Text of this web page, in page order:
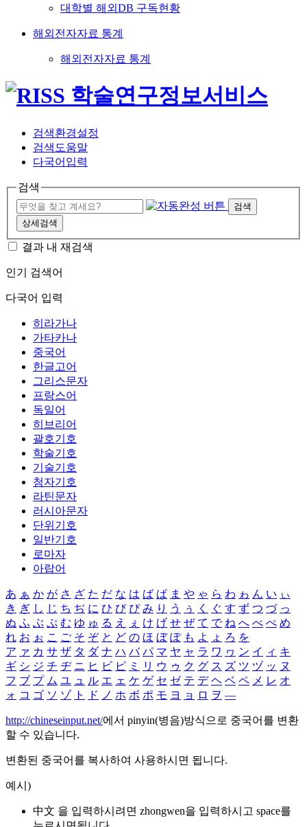
대학별 해외DB 구독현황
해외전자자료 통계
해외전자자료 통계
검색환경설정
검색도움말
다국어입력
검색
검색
상세검색
결과 내 재검색
인기 검색어
다국어 입력
히라가나
가타카나
중국어
한글고어
그리스문자
프랑스어
독일어
히브리어
괄호기호
학술기호
기술기호
첨자기호
라틴문자
러시아문자
단위기호
일반기호
로마자
아랍어
あ ぁ か が さ ざ た だ な は ば ぱ ま や ゃ ら わ ゎ ん い ぃ
き ぎ し じ ち ぢ に ひ び ぴ み り う ぅ く ぐ す ず つ づ っ
ぬ ふ ぶ ぷ む ゆ ゅ る え ぇ け げ せ ぜ て で ね へ べ ぺ め
れ お ぉ こ ご そ ぞ と ど の ほ ぼ ぽ も よ ょ ろ を
ア ァ カ サ ザ タ ダ ナ ハ バ パ マ ヤ ャ ラ ワ ヮ ン イ ィ キ
ギ シ ジ チ ヂ ニ ヒ ビ ピ ミ リ ウ ゥ ク グ ス ズ ツ ヅ ッ ヌ
フ ブ プ ム ユ ュ ル エ ェ ケ ゲ セ ゼ テ デ ヘ ベ ペ メ レ オ
ォ コ ゴ ソ ゾ ト ド ノ ホ ボ ポ モ ヨ ョ ロ ヲ ―
http://chineseinput.net/에서 pinyin(병음)방식으로 중국어를 변환
할 수 있습니다.
변환된 중국어를 복사하여 사용하시면 됩니다.
예시)
中文 을 입력하시려면 zhongwen을 입력하시고 space를